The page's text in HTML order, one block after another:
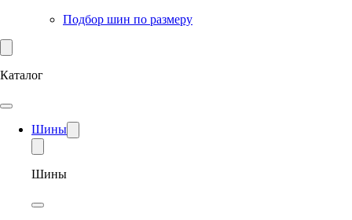
Подбор шин по размеру
Каталог
Шины
Шины